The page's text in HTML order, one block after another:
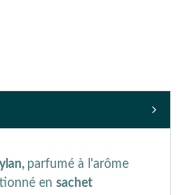
parfumé à l'arôme
en sachet